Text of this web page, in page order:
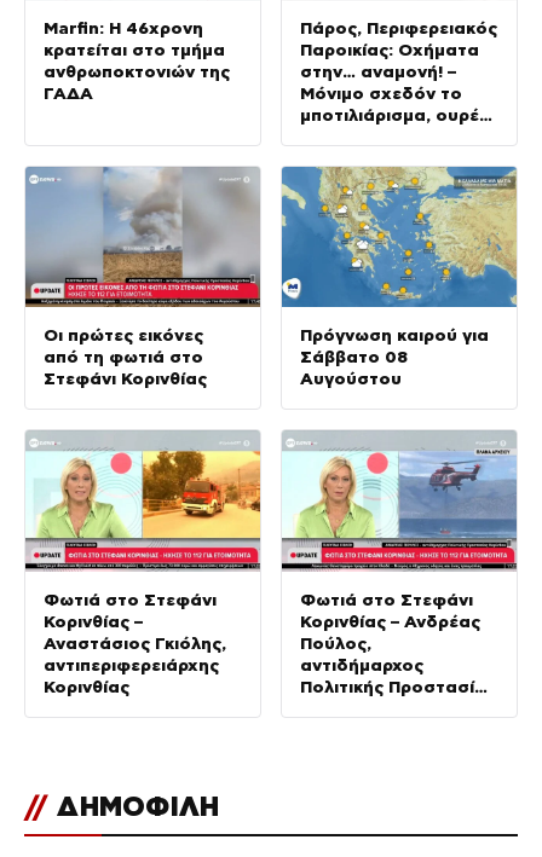
Marfin: Η 46χρονη
κρατείται στο τμήμα
ανθρωποκτονιών της
ΓΑΔΑ
Πάρος, Περιφερειακός
Παροικίας: Οχήματα
στην… αναμονή! –
Μόνιμο σχεδόν το
μποτιλιάρισμα, ουρές
Οι πρώτες εικόνες
από τη φωτιά στο
Στεφάνι Κορινθίας
Πρόγνωση καιρού για
Σάββατο 08
Αυγούστου
Φωτιά στο Στεφάνι
Κορινθίας –
Αναστάσιος Γκιόλης,
αντιπεριφερειάρχης
Κορινθίας
Φωτιά στο Στεφάνι
Κορινθίας – Ανδρέας
Πούλος,
αντιδήμαρχος
Πολιτικής Προστασίας
// ΔΗΜΟΦΙΛΗ